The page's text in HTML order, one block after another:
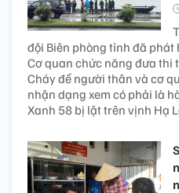
đội Biên phòng tỉnh đã
Cơ quan chức năng đưa thi
Cháy để người thân và cơ
nhận dạng xem có phải là
Xanh 58 bị lật trên vịnh Hạ